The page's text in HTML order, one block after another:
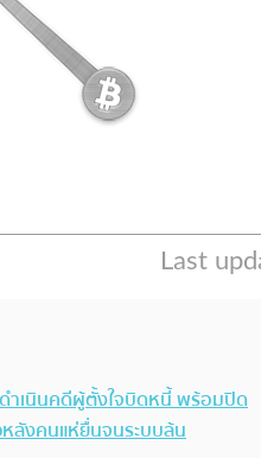
ำเนินคดีผู้ตั้งใจบิดหนี้ พร้อมปิด
ลังคนแห่ยื่นจนระบบล้น